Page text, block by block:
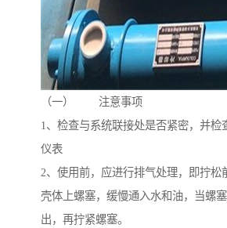
（一） 注意事项
1、检查与系统联接处是否紧密，并检
仪表
2、使用前，应进行排气处理，即拧松
壳体上螺塞，缓慢通入水和油，当螺
出，再拧紧螺塞。